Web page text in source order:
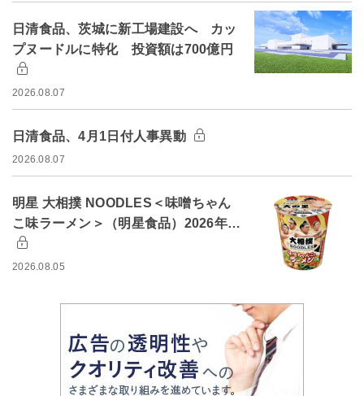
日清食品、茨城に新工場建設へ カッ
プヌードルに特化 投資額は700億円
2026.08.07
日清食品、4月1日付人事異動
2026.08.07
明星 大相撲 NOODLES＜味噌ちゃん
こ味ラーメン＞（明星食品）2026年…
2026.08.05